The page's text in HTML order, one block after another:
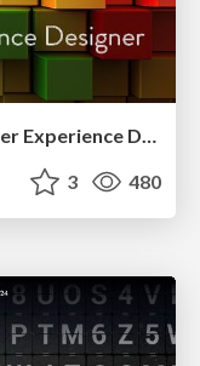
More Than Pixels: Becoming A User Experience Designer
3 480